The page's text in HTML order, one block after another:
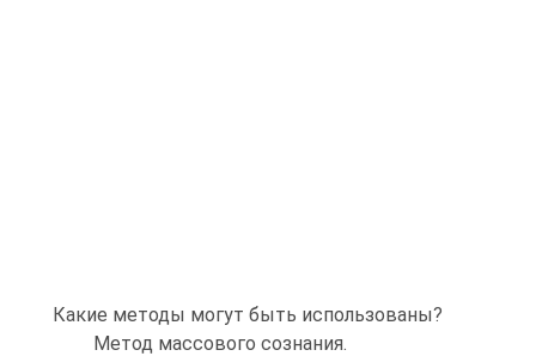
Какие методы могут быть использованы?
Метод массового сознания.